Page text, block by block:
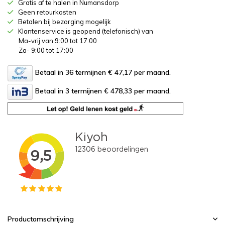
Gratis af te halen in Numansdorp
Geen retourkosten
Betalen bij bezorging mogelijk
Klantenservice is geopend (telefonisch) van
Ma-vrij van 9:00 tot 17:00
Za- 9:00 tot 17:00
Betaal in 36 termijnen € 47,17 per maand.
Betaal in 3 termijnen € 478,33 per maand.
Productomschrijving